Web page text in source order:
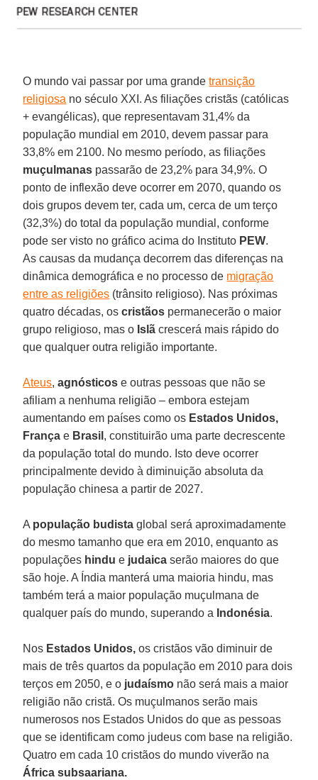
O mundo vai passar por uma grandetransição
religiosa no século XXI. As filiações cristãs (católicas
+ evangélicas), que representavam 31,4% da
população mundial em 2010, devem passar para
33,8% em 2100. No mesmo período, as filiações
muçulmanas passarão de 23,2% para 34,9%. O
ponto de inflexão deve ocorrer em 2070, quando os
dois grupos devem ter, cada um, cerca de um terço
(32,3%) do total da população mundial, conforme
pode ser visto no gráfico acima do Instituto PEW.
As causas da mudança decorrem das diferenças na
dinâmica demográfica e no processo de migração
entre as religiões (trânsito religioso). Nas próximas
quatro décadas, oscristãos permanecerão o maior
grupo religioso, mas o Islã crescerá mais rápido do
que qualquer outra religião importante.
Ateus,agnósticos e outras pessoas que não se
afiliam a nenhuma religião – embora estejam
aumentando em países como os Estados Unidos,
França e Brasil , constituirão uma parte decrescente
da população total do mundo. Isto deve ocorrer
principalmente devido à diminuição absoluta da
população chinesa a partir de 2027.
A população budista global será aproximadamente
do mesmo tamanho que era em 2010, enquanto as
populações hindu e judaica serão maiores do que
são hoje. A Índia manterá uma maioria hindu, mas
também terá a maior população muçulmana de
qualquer país do mundo, superando a Indonésia.
Nos Estados Unidos, os cristãos vão diminuir de
mais de três quartos da população em 2010 para dois
terços em 2050, e o judaísmo não será mais a maior
religião não cristã. Os muçulmanos serão mais
numerosos nos Estados Unidos do que as pessoas
que se identificam como judeus com base na religião.
Quatro em cada 10 cristãos do mundo viverão na
África subsaariana.